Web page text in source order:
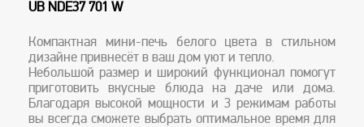
UB NDE37 701 W
Компактная мини-печь белого цвета в стильном
дизайне привнесёт в ваш дом уют и тепло.
Небольшой размер и широкий функционал помогут
приготовить вкусные блюда на даче или дома.
Благодаря высокой мощности и 3 режимам работы
вы всегда сможете выбрать оптимальное время для